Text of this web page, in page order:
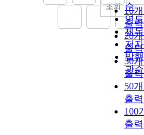
순
연
제
저
발
관순
10
출력
20
출력
30
출력
50
출력
100
출력
조회